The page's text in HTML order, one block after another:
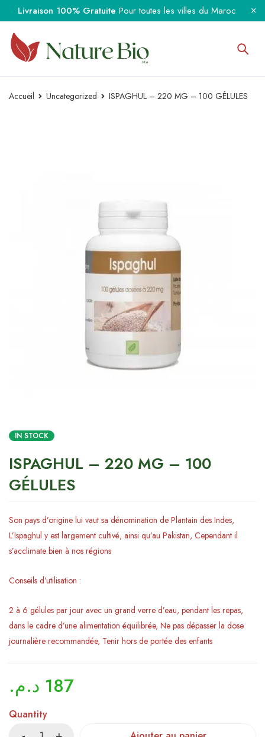
Livraison 100% Gratuite Pour toutes les villes du Maroc
Accueil Uncategorized ISPAGHUL – 220 MG – 100 GÉLULES
IN STOCK
ISPAGHUL – 220 MG – 100
GÉLULES
Son pays d’origine lui vaut sa dénomination de Plantain des Indes,
L’Ispaghul y est largement cultivé, ainsi qu’au Pakistan, Cependant il
s’acclimate bien à nos régions
Conseils d’utilisation :
2 à 6 gélules par jour avec un grand verre d’eau, pendant les repas,
dans le cadre d’une alimentation équilibrée, Ne pas dépasser la dose
journalière recommandée, Tenir hors de portée des enfants
187 د.م.
Quantity